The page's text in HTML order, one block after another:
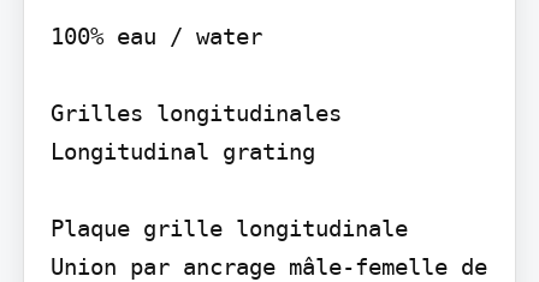
100% eau / water
Grilles longitudinales
Longitudinal grating
Plaque grille longitudinale
Union par ancrage mâle-femelle de